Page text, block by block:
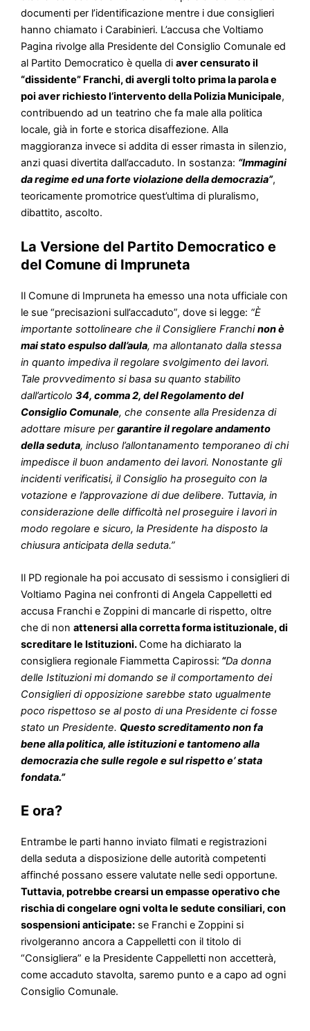
documenti per l’identificazione mentre i due consiglieri
hanno chiamato i Carabinieri. L’accusa che Voltiamo
Pagina rivolge alla Presidente del Consiglio Comunale ed
al Partito Democratico è quella di aver censurato il
“dissidente” Franchi, di avergli tolto prima la parola e
poi aver richiesto l’intervento della Polizia Municipale,
contribuendo ad un teatrino che fa male alla politica
locale, già in forte e storica disaffezione. Alla
maggioranza invece si addita di esser rimasta in silenzio,
anzi quasi divertita dall’accaduto. In sostanza: “Immagini
da regime ed una forte violazione della democrazia”,
teoricamente promotrice quest’ultima di pluralismo,
dibattito, ascolto.
La Versione del Partito Democratico e
del Comune di Impruneta
Il Comune di Impruneta ha emesso una nota ufficiale con
le sue “precisazioni sull’accaduto”, dove si legge: “È
importante sottolineare che il Consigliere Franchinon è
mai stato espulso dall’aula, ma allontanato dalla stessa
in quanto impediva il regolare svolgimento dei lavori.
Tale provvedimento si basa su quanto stabilito
dall’articolo 34, comma 2, del Regolamento del
Consiglio Comunale, che consente alla Presidenza di
adottare misure pergarantire il regolare andamento
della seduta, incluso l’allontanamento temporaneo di chi
impedisce il buon andamento dei lavori. Nonostante gli
incidenti verificatisi, il Consiglio ha proseguito con la
votazione e l’approvazione di due delibere. Tuttavia, in
considerazione delle difficoltà nel proseguire i lavori in
modo regolare e sicuro, la Presidente ha disposto la
chiusura anticipata della seduta.”
Il PD regionale ha poi accusato di sessismo i consiglieri di
Voltiamo Pagina nei confronti di Angela Cappelletti ed
accusa Franchi e Zoppini di mancarle di rispetto, oltre
che di non attenersi alla corretta forma istituzionale, di
screditare le Istituzioni.Come ha dichiarato la
consigliera regionale Fiammetta Capirossi: “Da donna
delle Istituzioni mi domando se il comportamento dei
Consiglieri di opposizione sarebbe stato ugualmente
poco rispettoso se al posto di una Presidente ci fosse
stato un Presidente. Questo screditamento non fa
bene alla politica, alle istituzioni e tantomeno alla
democrazia che sulle regole e sul rispetto e’ stata
fondata.”
E ora?
Entrambe le parti hanno inviato filmati e registrazioni
della seduta a disposizione delle autorità competenti
affinché possano essere valutate nelle sedi opportune.
Tuttavia, potrebbe crearsi un empasse operativo che
rischia di congelare ogni volta le sedute consiliari, con
sospensioni anticipate: se Franchi e Zoppini si
rivolgeranno ancora a Cappelletti con il titolo di
“Consigliera” e la Presidente Cappelletti non accetterà,
come accaduto stavolta, saremo punto e a capo ad ogni
Consiglio Comunale.